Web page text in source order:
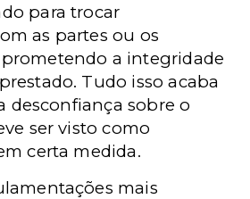
para trocar
as partes ou os
a integridade
Tudo isso acaba
desconfiança sobre o
ser visto como
certa medida.
mais